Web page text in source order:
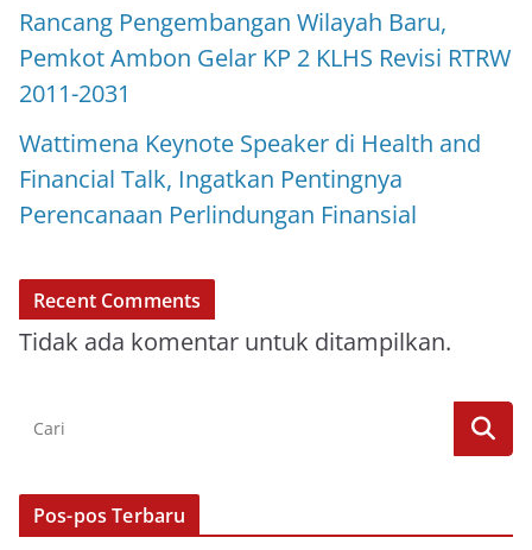
Rancang Pengembangan Wilayah Baru,
Pemkot Ambon Gelar KP 2 KLHS Revisi RTRW
2011-2031
Wattimena Keynote Speaker di Health and
Financial Talk, Ingatkan Pentingnya
Perencanaan Perlindungan Finansial
Recent Comments
Tidak ada komentar untuk ditampilkan.
Pos-pos Terbaru